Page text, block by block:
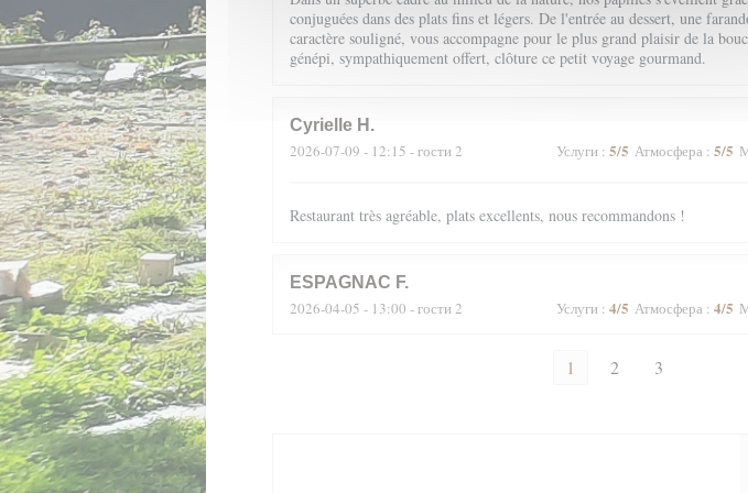
conjuguées dans des plats fins et légers. De l'entrée au dessert, une
caractère souligné, vous accompagne pour le plus grand plaisir de la
génépi, sympathiquement offert, clôture ce petit voyage gourmand.
Cyrielle H
2026-07-09 - 12:15 - гости 2 Услуги : 5/5 Атмосфера : 5/5
Restaurant très agréable, plats excellents, nous recommandons !
ESPAGNAC F
2026-04-05 - 13:00 - гости 2 Услуги : 4/5 Атмосфера : 4/5
1 2 3